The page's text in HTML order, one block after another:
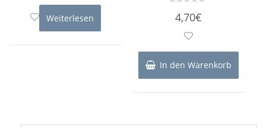
5
Weiterlesen
mit4,70€
In den Warenkorb